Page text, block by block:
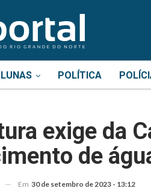
POLÍTICA
exige da
de
Em 30 de setembro de 2023 - 13:12